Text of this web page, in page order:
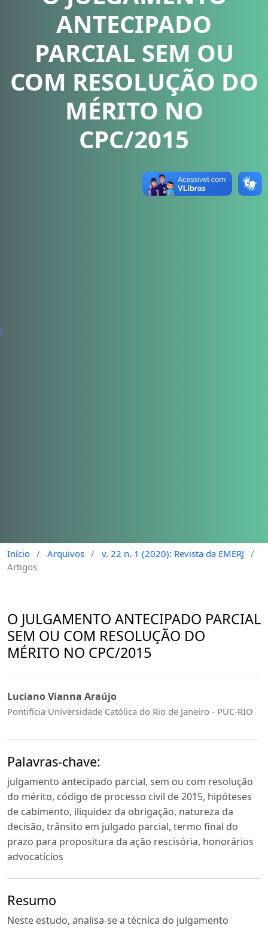
ANTECIPADO
PARCIAL SEM OU
COM RESOLUÇÃO DO
MÉRITO NO
CPC/2015
Início / Arquivos / v. 22 n. 1 (2020): Revista da EMERJ
/
Artigos
O JULGAMENTO ANTECIPADO PARCIAL
SEM OU COM RESOLUÇÃO DO
MÉRITO NO CPC/2015
Luciano Vianna Araújo
Pontifícia Universidade Católica do Rio de Janeiro - PUC-RIO
Palavras-chave:
julgamento antecipado parcial, sem ou com resolução
do mérito, código de processo civil de 2015, hipóteses
de cabimento, iliquidez da obrigação, natureza da
decisão, trânsito em julgado parcial, termo final do
prazo para propositura da ação rescisória, honorários
advocatícios
Resumo
Neste estudo, analisa-se a técnica do julgamento